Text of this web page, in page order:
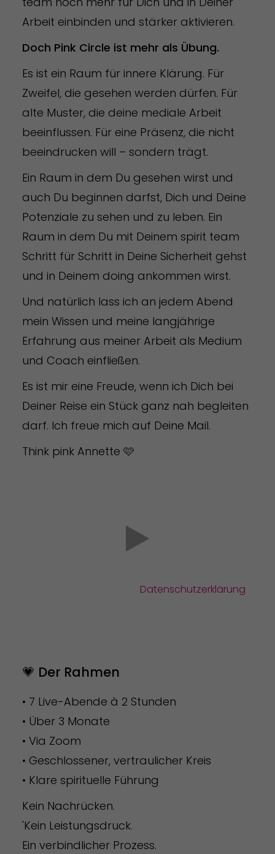
Arbeit einbinden und stärker aktivieren.
Doch Pink Circle ist mehr als Übung.
Es ist ein Raum für innere Klärung. Für
Zweifel, die gesehen werden dürfen. Für
alte Muster, die deine mediale Arbeit
beeinflussen. Für eine Präsenz, die nicht
beeindrucken will – sondern trägt.
Ein Raum in dem Du gesehen wirst und
auch Du beginnen darfst, Dich und Deine
Potenziale zu sehen und zu leben. Ein
Raum in dem Du mit Deinem spirit team
Schritt für Schritt in Deine Sicherheit gehst
und in Deinem doing ankommen wirst.
Und natürlich lass ich an jedem Abend
mein Wissen und meine langjährige
Erfahrung aus meiner Arbeit als Medium
und Coach einfließen.
Es ist mir eine Freude, wenn ich Dich bei
Deiner Reise ein Stück ganz nah begleiten
darf. Ich freue mich auf Deine Mail.
Think pink Annette 🩷
Mit dem Abspielen des Videos bestätigst du,
Datenschutzerklärung
💗 Der Rahmen
• 7 Live-Abende à 2 Stunden
• Über 3 Monate
• Via Zoom
• Geschlossener, vertraulicher Kreis
• Klare spirituelle Führung
Kein Nachrücken.
'Kein Leistungsdruck.
Ein verbindlicher Prozess.